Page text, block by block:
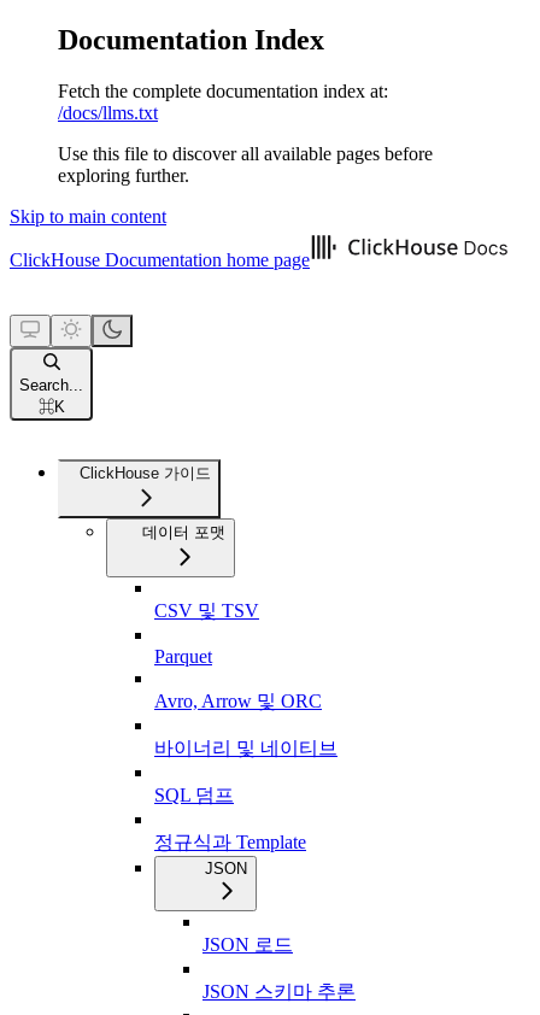
Documentation Index
Fetch the complete documentation index at:
/docs/llms.txt
Use this file to discover all available pages before
exploring further.
Skip to main content
ClickHouse Documentation home page
Search...
⌘K
ClickHouse 가이드
데이터 포맷
CSV 및 TSV
Parquet
Avro, Arrow 및 ORC
바이너리 및 네이티브
SQL 덤프
정규식과 Template
JSON
JSON 로드
JSON 스키마 추론